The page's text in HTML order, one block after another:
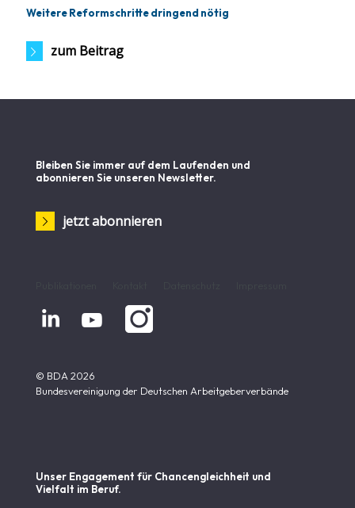
Weitere Reformschritte dringend nötig
zum Beitrag
Bleiben Sie immer auf dem Laufenden und
abonnieren Sie unseren Newsletter.
jetzt abonnieren
 
© BDA 2026
Bundesvereinigung der Deutschen Arbeitgeberverbände
Unser Engagement für Chancen­gleichheit und
Vielfalt im Beruf.